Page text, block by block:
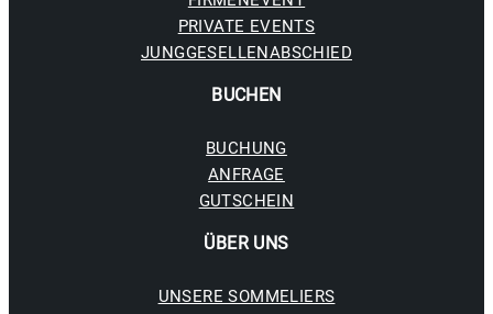
PRIVATE EVENTS
JUNGGESELLENABSCHIED
BUCHEN
BUCHUNG
ANFRAGE
GUTSCHEIN
ÜBER UNS
UNSERE SOMMELIERS